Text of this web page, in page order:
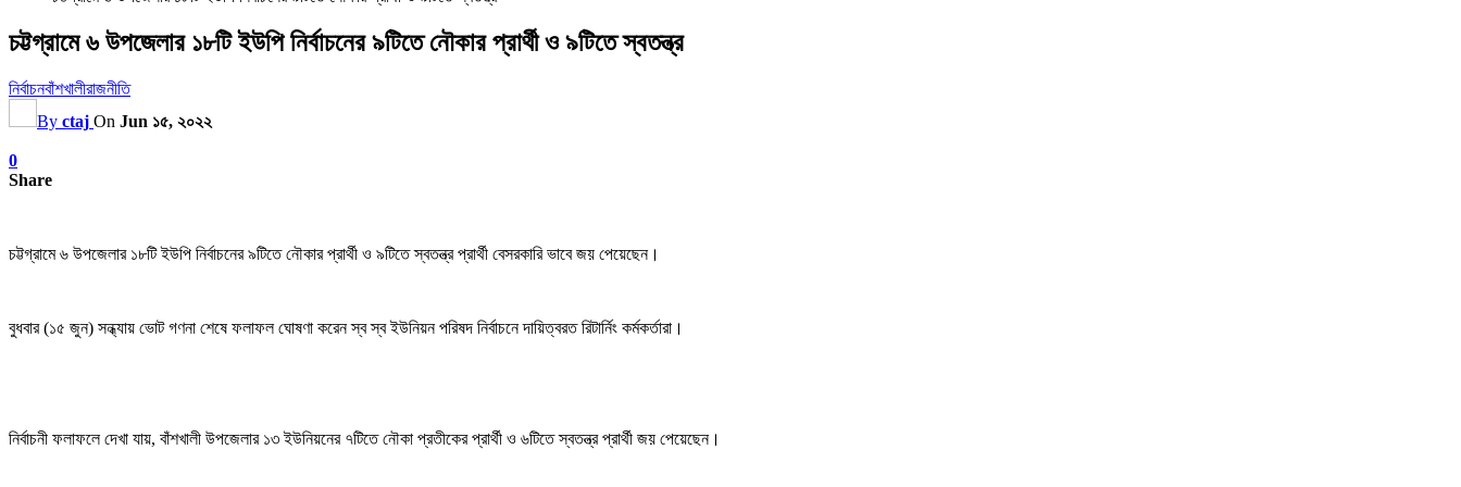
চট্টগ্রামে ৬ উপজেলার ১৮টি ইউপি নির্বাচনের ৯টিতে নৌকার প্রার্থী ও ৯টিতে স্বতন্ত্র
নির্বাচনবাঁশখালীরাজনীতি
By ctaj On Jun ১৫, ২০২২
0
Share
চট্টগ্রামে ৬ উপজেলার ১৮টি ইউপি নির্বাচনের ৯টিতে নৌকার প্রার্থী ও ৯টিতে স্বতন্ত্র প্রার্থী বেসরকারি ভাবে জয় পেয়েছেন।
বুধবার (১৫ জুন) সন্ধ্যায় ভোট গণনা শেষে ফলাফল ঘোষণা করেন স্ব স্ব ইউনিয়ন পরিষদ নির্বাচনে দায়িত্বরত রিটার্নিং কর্মকর্তারা।
নির্বাচনী ফলাফলে দেখা যায়, বাঁশখালী উপজেলার ১৩ ইউনিয়নের ৭টিতে নৌকা প্রতীকের প্রার্থী ও ৬টিতে স্বতন্ত্র প্রার্থী জয় পেয়েছেন।